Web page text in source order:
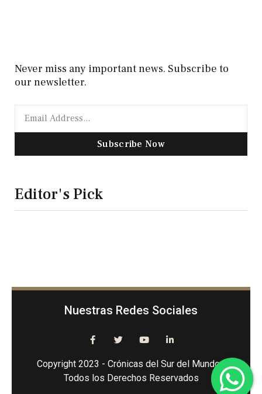
Never miss any important news. Subscribe to
our newsletter.
Subscribe Now
Editor's Pick
Nuestras Redes Sociales
Copyright 2023 - Crónicas del Sur del Mundo -
Todos los Derechos Reservados